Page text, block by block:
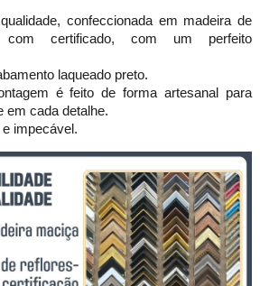
confeccionada em madeira de
com certificado, com um perfeito
laqueado preto.
é feito de forma artesanal para
em cada detalhe.
impecável.